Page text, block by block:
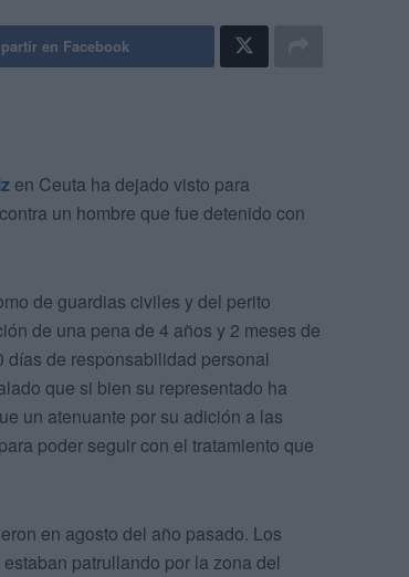
en Facebook
en Ceuta ha dejado visto para
un hombre que fue detenido con
de guardias civiles y del perito
de una pena de 4 años y 2 meses de
de responsabilidad personal
que si bien su representado ha
un atenuante por su adición a las
poder seguir con el tratamiento que
en agosto del año pasado. Los
patrullando por la zona del